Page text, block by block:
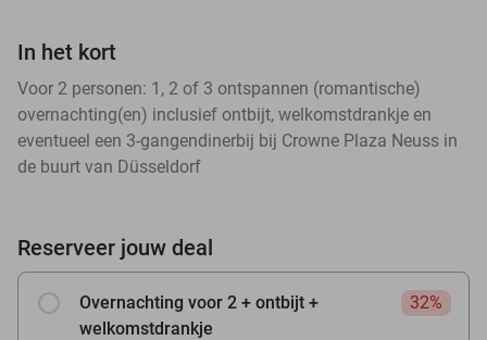
In het kort
Voor 2 personen: 1, 2 of 3 ontspannen (romantische)
overnachting(en) inclusief ontbijt, welkomstdrankje en
eventueel een 3-gangendinerbij bij Crowne Plaza Neuss in
de buurt van Düsseldorf
Reserveer jouw deal
Overnachting voor 2 + ontbijt +
welkomstdrankje
32%